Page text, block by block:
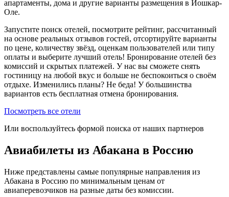
апартаменты, дома и другие варианты размещения в Йошкар-
Оле.
Запустите поиск отелей, посмотрите рейтинг, рассчитанный
на основе реальных отзывов гостей, отсортируйте варианты
по цене, количеству звёзд, оценкам пользователей или типу
оплаты и выберите лучший отель! Бронирование отелей без
комиссий и скрытых платежей. У нас вы сможете снять
гостиницу на любой вкус и больше не беспокоиться о своём
отдыхе. Изменились планы? Не беда! У большинства
вариантов есть бесплатная отмена бронирования.
Посмотреть все отели
Или воспользуйтесь формой поиска от наших партнеров
Авиабилеты из Абакана в Россию
Ниже представлены самые популярные направления из
Абакана в Россию по минимальным ценам от
авиаперевозчиков на разные даты без комиссии.